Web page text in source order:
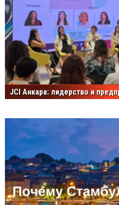
JCI Анкара: лидерство и